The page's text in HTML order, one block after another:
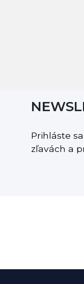
Prihláste
zľavách a